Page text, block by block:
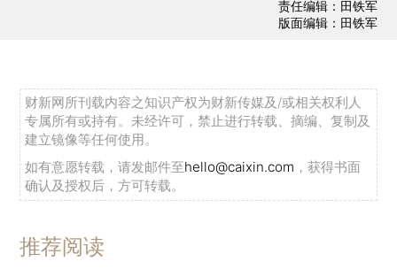
责任编辑：田铁军
版面编辑：田铁军
财新网所刊载内容之知识产权为财新传媒及/或相关权利人
专属所有或持有。未经许可，禁止进行转载、摘编、复制及
建立镜像等任何使用。
如有意愿转载，请发邮件至hello@caixin.com ，获得书面
确认及授权后，方可转载。
推荐阅读